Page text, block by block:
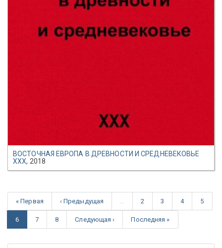
ВОСТОЧНАЯ ЕВРОПА В ДРЕВНОСТИ И СРЕДНЕВЕКОВЬЕ
XXX, 2018
« Первая ‹ Предыдущая 2 3 4 5
6 7 8 Следующая › Последняя »